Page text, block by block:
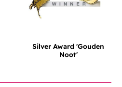
Silver Award 'Gouden
Noot'